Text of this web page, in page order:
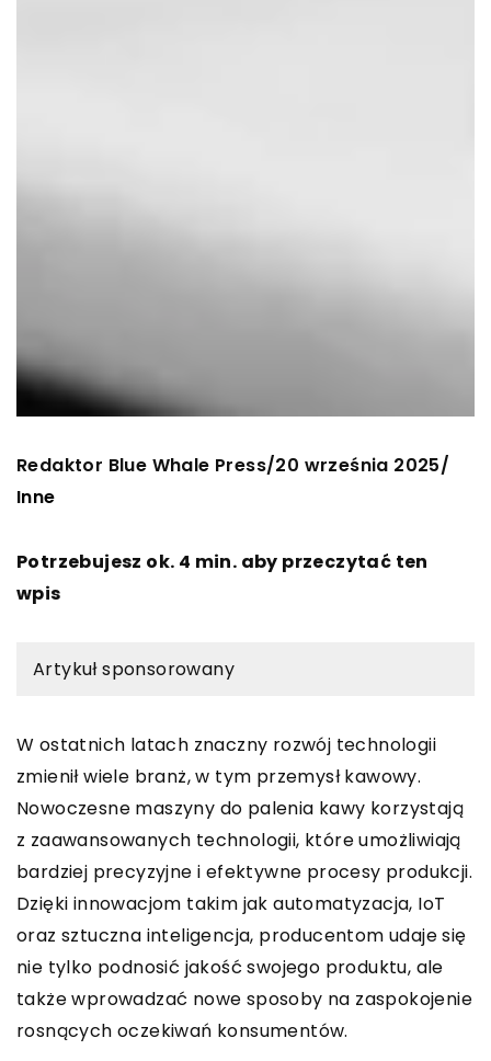
Redaktor Blue Whale Press/20 września 2025/
Inne
Potrzebujesz ok. 4 min. aby przeczytać ten
wpis
Artykuł sponsorowany
W ostatnich latach znaczny rozwój technologii
zmienił wiele branż, w tym przemysł kawowy.
Nowoczesne maszyny do palenia kawy korzystają
z zaawansowanych technologii, które umożliwiają
bardziej precyzyjne i efektywne procesy produkcji.
Dzięki innowacjom takim jak automatyzacja, IoT
oraz sztuczna inteligencja, producentom udaje się
nie tylko podnosić jakość swojego produktu, ale
także wprowadzać nowe sposoby na zaspokojenie
rosnących oczekiwań konsumentów.